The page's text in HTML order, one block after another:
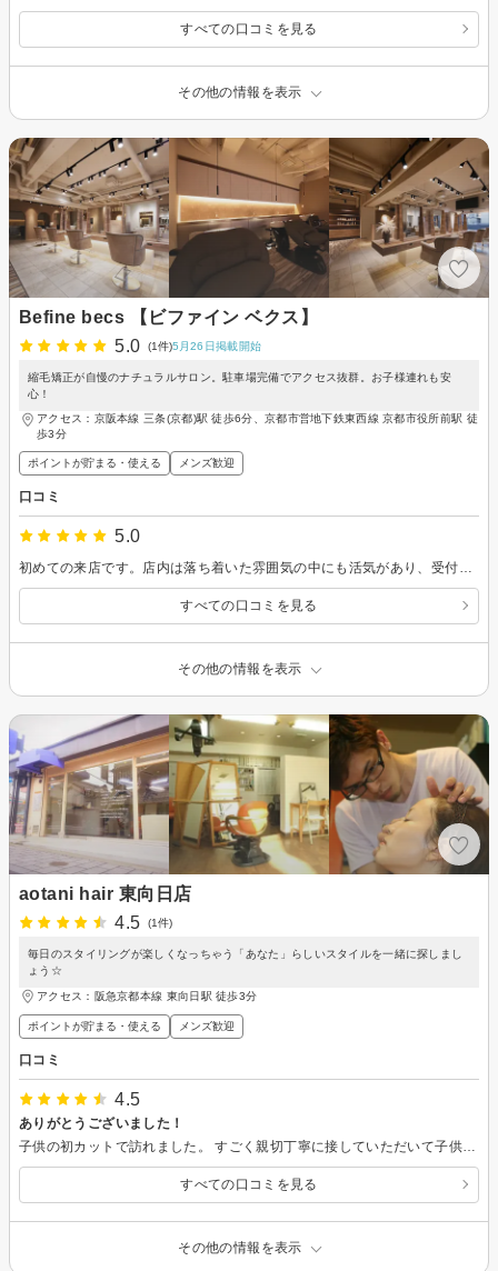
すべての口コミを見る
その他の情報を表示
Befine becs 【ビファイン ベクス】
5.0
(1件)5月26日掲載開始
縮毛矯正が自慢のナチュラルサロン。駐車場完備でアクセス抜群。お子様連れも安
心！
アクセス：京阪本線 三条(京都)駅 徒歩6分、京都市営地下鉄東西線 京都市役所前駅 徒
歩3分
ポイントが貯まる・使える メンズ歓迎
口コミ
5.0
すべての口コミを見る
その他の情報を表示
aotani hair 東向日店
4.5
(1件)
毎日のスタイリングが楽しくなっちゃう「あなた」らしいスタイルを一緒に探しまし
ょう☆
アクセス：阪急京都本線 東向日駅 徒歩3分
ポイントが貯まる・使える メンズ歓迎
口コミ
4.5
ありがとうございました！
子供の初カットで訪れました。 すごく親切丁寧に接していただいて子供たちも楽しくカットしてもらえました。仕上がりもとても気に入って喜んでいました♪ また機会があればよろしくお願いします！
すべての口コミを見る
その他の情報を表示